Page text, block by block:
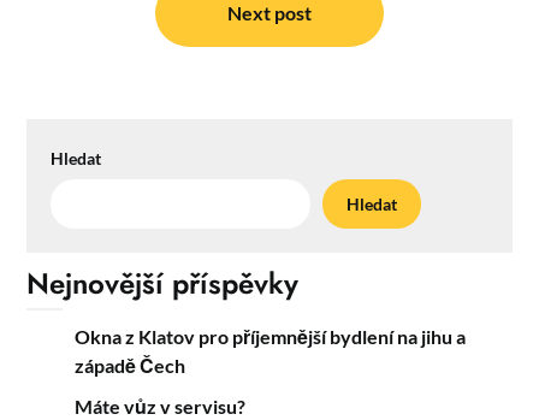
Next post
Hledat
Hledat
Nejnovější příspěvky
Okna z Klatov pro příjemnější bydlení na jihu a
západě Čech
Máte vůz v servisu?